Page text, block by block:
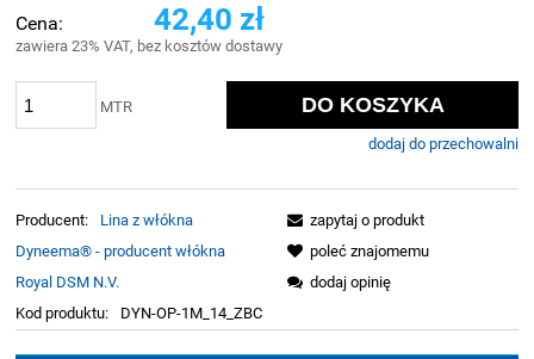
Cena: 42,40 zł
zawiera 23% VAT, bez kosztów dostawy
MTR DO KOSZYKA
dodaj do przechowalni
Producent:
Lina z włókna
Dyneema® - producent włókna
Royal DSM N.V.
Kod produktu:
DYN-OP-1M_14_ZBC
zapytaj o produkt
poleć znajomemu
dodaj opinię